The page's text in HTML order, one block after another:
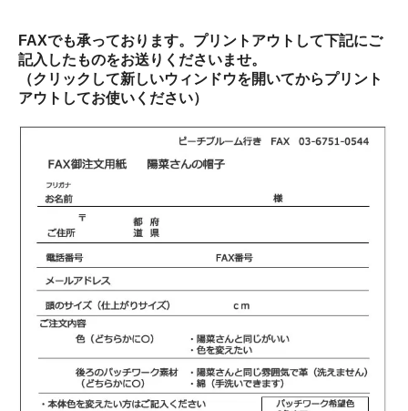
FAXでも承っております。プリントアウトして下記にご
記入したものをお送りくださいませ。
（クリックして新しいウィンドウを開いてからプリント
アウトしてお使いください）